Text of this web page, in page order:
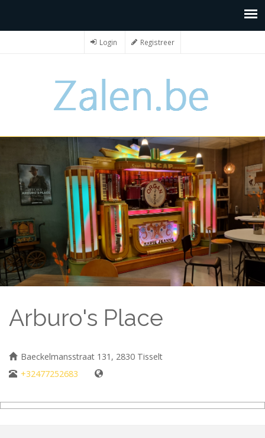
Login Registreer
Arburo's Place
Baeckelmansstraat 131, 2830 Tisselt
+32477252683